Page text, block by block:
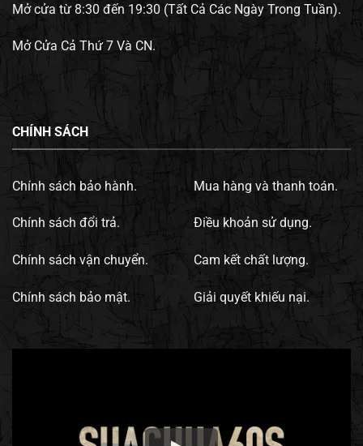
Mở cửa từ 8:30 đến 19:30 (Tất Cả Các Ngày Trong Tuần).
Mở Cửa Cả Thứ 7 Và CN.
CHÍNH SÁCH
Chính sách bảo hành.
Chính sách đổi trả.
Chính sách vận chuyển.
Chính sách bảo mật.
Mua hàng và thanh toán.
Điều khoản sử dụng.
Cam kết chất lượng.
Giải quyết khiếu nại.